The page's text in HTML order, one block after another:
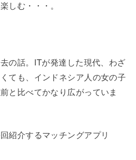
しむ・・・。
の話。ITが発達した現代、わざ
ても、インドネシア人の女の子
と比べてかなり広がっていま
紹介するマッチングアプリ